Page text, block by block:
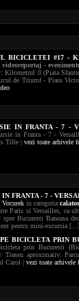
BICICLETEI #17 -
videoreportaj -
Kilometrul 0 (Piata
de Triumf - Piata
IN FRANTA - 7 -
in Franta - 7 -
Tille | vezi toate arhivele
FRANTA - 7 -
Vocurekin categoria
Paris si Versailles, ca
Bucuresti Baneasa
pentru mini-excursia
BICICLETA PRIN
prin Bucuresti
Traseu aproximativ:
Carol | vezi toate